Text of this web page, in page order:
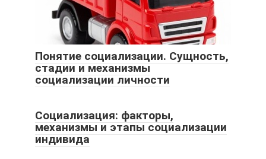
Понятие социализации. Сущность,
стадии и механизмы
социализации личности
Социализация: факторы,
механизмы и этапы социализации
индивида